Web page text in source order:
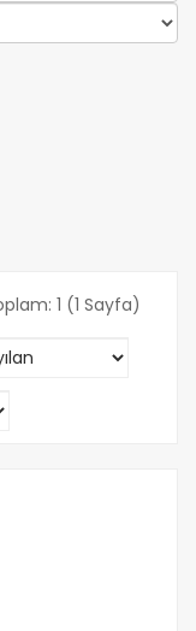
1 (1 Sayfa)